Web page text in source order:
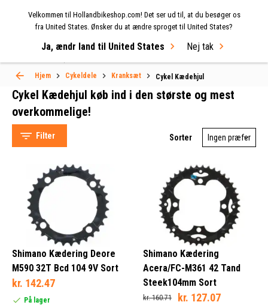
Velkommen til Hollandbikeshop.com! Det ser ud til, at du besøger os
fra United States. Ønsker du at ændre sproget til United States?
Ja, ændr land til United States Nej tak
Hjem Cykeldele Kranksæt Cykel Kædehjul
Cykel Kædehjul
Stronglight (343)
Shimano (265)
Miche (255)
Sram Cycling (231)
Cykel Kædehjul køb ind i den største og mest
overkommelige!
Filter Sorter
Shimano Kædering Deore
M590 32T Bcd 104 9V Sort
kr. 142.47
På lager
Shimano Kædering
Acera/FC-M361 42 Tand
Steek104mm Sort
kr. 160.71 kr. 127.07